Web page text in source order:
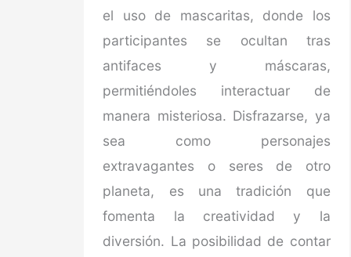
el uso de mascaritas, donde los
participantes se ocultan tras
antifaces y máscaras,
permitiéndoles interactuar de
manera misteriosa. Disfrazarse, ya
sea como personajes
extravagantes o seres de otro
planeta, es una tradición que
fomenta la creatividad y la
diversión. La posibilidad de contar